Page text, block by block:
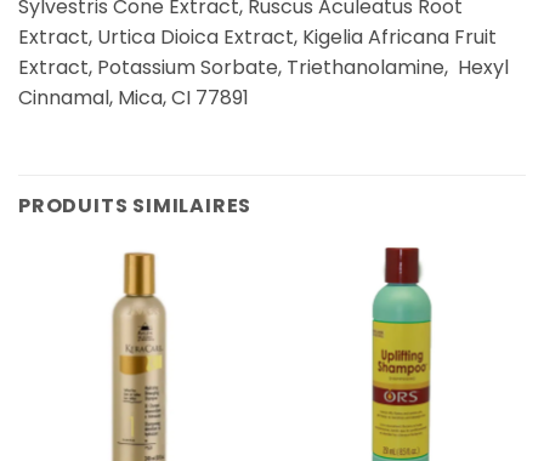
Sylvestris Cone Extract, Ruscus Aculeatus Root
Extract, Urtica Dioica Extract, Kigelia Africana Fruit
Extract, Potassium Sorbate, Triethanolamine, Hexyl
Cinnamal, Mica, CI 77891
PRODUITS SIMILAIRES